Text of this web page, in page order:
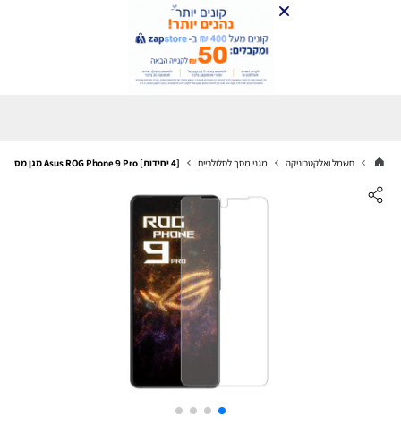
חשמל ואלקטרוניקה מגני מסך לסלולריים [4 יחידות] Asus ROG Phone 9 Pro מגן מסך הידרוג'ל שקוף (סיליקון) סקרין מובייל